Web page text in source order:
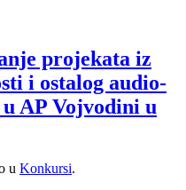
projekata iz
i ostalog audio-
AP Vojvodini u
u Konkursi.